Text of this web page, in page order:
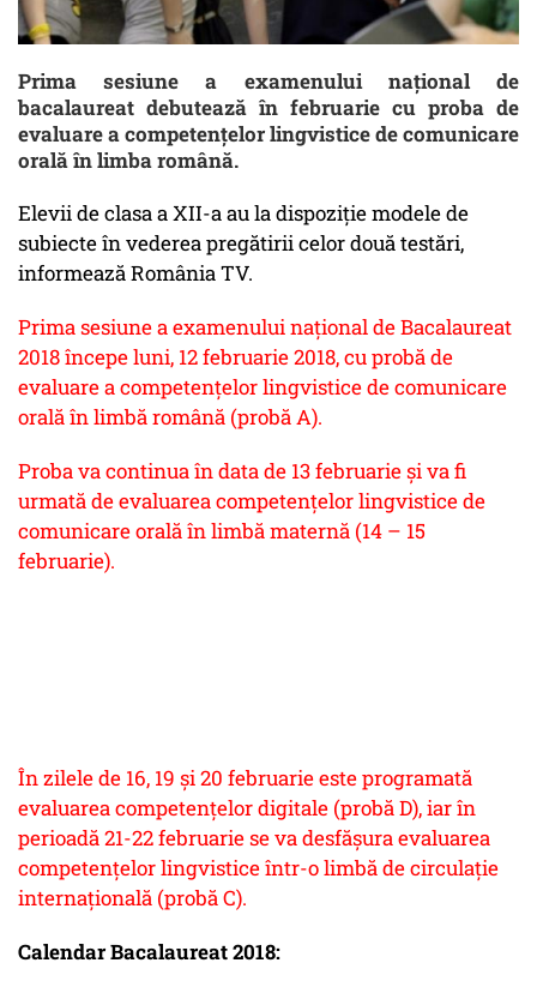
Prima sesiune a examenului național de
bacalaureat debutează în februarie cu proba de
evaluare a competențelor lingvistice de comunicare
orală în limba română.
Elevii de clasa a XII-a au la dispoziție modele de
subiecte în vederea pregătirii celor două testări,
informează România TV.
Prima sesiune a examenului național de Bacalaureat
2018 începe luni, 12 februarie 2018, cu probă de
evaluare a competențelor lingvistice de comunicare
orală în limbă română (probă A).
Proba va continua în data de 13 februarie și va fi
urmată de evaluarea competențelor lingvistice de
comunicare orală în limbă maternă (14 – 15
februarie).
În zilele de 16, 19 și 20 februarie este programată
evaluarea competențelor digitale (probă D), iar în
perioadă 21-22 februarie se va desfășura evaluarea
competențelor lingvistice într-o limbă de circulație
internațională (probă C).
Calendar Bacalaureat 2018: